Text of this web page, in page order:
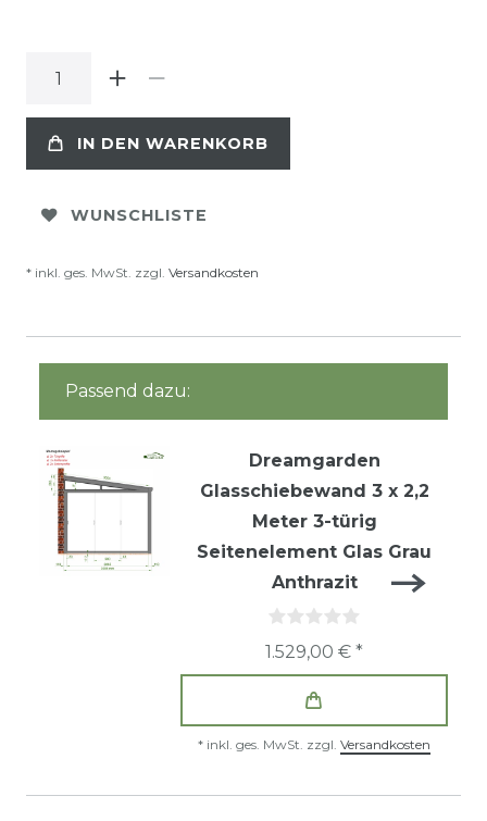
IN DEN WARENKORB
WUNSCHLISTE
* inkl. ges. MwSt. zzgl. Versandkosten
Passend dazu:
Dreamgarden
Glasschiebewand 3 x 2,2
Meter 3-türig
Seitenelement Glas Grau
Anthrazit
1.529,00 € *
* inkl. ges. MwSt. zzgl. Versandkosten